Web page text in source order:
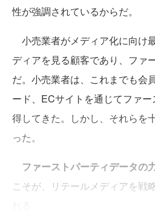
性が強調されているからだ。
小売業者がメディア化に向け
ディアを見る顧客であり、ファ
だ。小売業者は、これまでも会
ード、ECサイトを通じてファ
得してきた。しかし、それらを
った。
ファーストパーティデータの
こそが、リテールメディアを戦